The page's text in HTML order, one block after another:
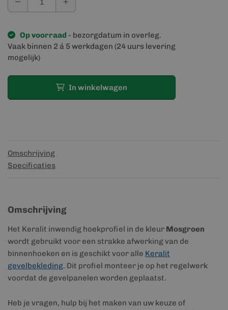
Op voorraad - bezorgdatum in overleg.
Vaak binnen 2 á 5 werkdagen (24 uurs levering
mogelijk)
In winkelwagen
Omschrijving
Specificaties
Omschrijving
Het Keralit inwendig hoekprofiel in de kleur Mosgroen
wordt gebruikt voor een strakke afwerking van de
binnenhoeken en is geschikt voor alle Keralit
gevelbekleding. Dit profiel monteer je op het regelwerk
voordat de gevelpanelen worden geplaatst.
Heb je vragen, hulp bij het maken van uw keuze of